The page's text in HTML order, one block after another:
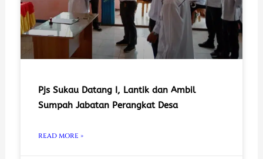
Pjs Sukau Datang I, Lantik dan Ambil
Sumpah Jabatan Perangkat Desa
READ MORE »